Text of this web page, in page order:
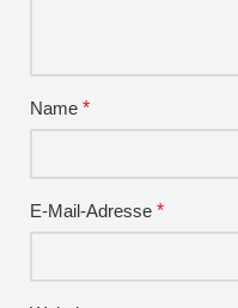
Name *
E-Mail-Adresse *